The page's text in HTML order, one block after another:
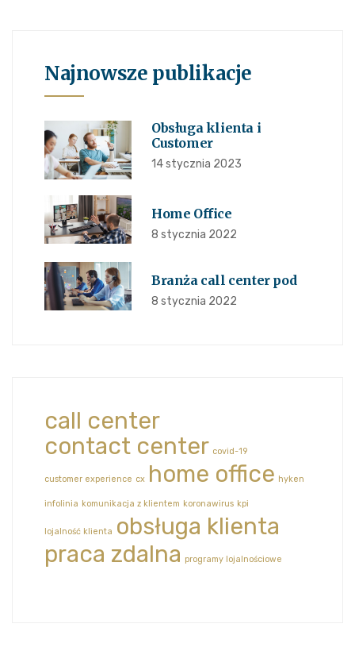
Najnowsze publikacje
Obsługa klienta i
Customer
14 stycznia 2023
Home Office
8 stycznia 2022
Branża call center pod
8 stycznia 2022
call center
contact center covid-19
customer experience cx home office hyken
infolinia komunikacja z klientem koronawirus kpi
lojalność klienta obsługa klienta
praca zdalna programy lojalnościowe